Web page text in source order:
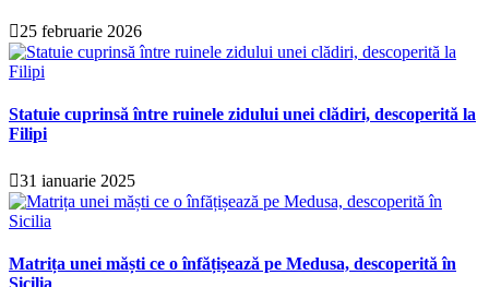
25 februarie 2026
Statuie cuprinsă între ruinele zidului unei clădiri, descoperită la
Filipi
31 ianuarie 2025
Matrița unei măști ce o înfățișează pe Medusa, descoperită în
Sicilia